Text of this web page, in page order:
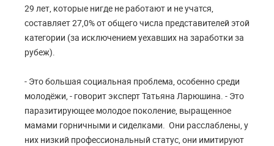
29 лет, которые нигде не работают и не учатся,
составляет 27,0% от общего числа представителей этой
категории (за исключением уехавших на заработки за
рубеж).
- Это большая социальная проблема, особенно среди
молодёжи, - говорит эксперт Татьяна Ларюшина. - Это
паразитирующее молодое поколение, выращенное
мамами горничными и сиделками. Они расслаблены, у
них низкий профессиональный статус, они имитируют